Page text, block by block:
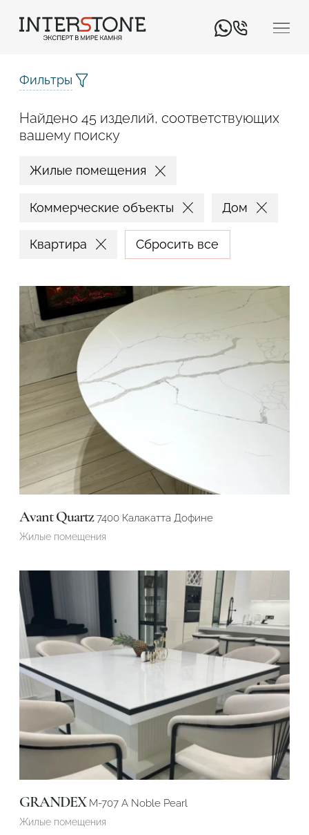
Фильтры
Найдено 45 изделий, соответствующих
вашему поиску
Жилые помещения
Коммерческие объекты Дом
Квартира Сбросить все
Avant Quartz7400 Калакатта Дофине
Жилые помещения
GRANDEX M-707 А Noble Pearl
Жилые помещения
Обработчик Дизайнер
ОТПРАВИТЬ ЗАЯВКУ
Подтвердите, что вы не робот
ОТПРАВИТЬ ПРОЕКТ
Подтвердите, что вы не робот
ОТПРАВИТЬ